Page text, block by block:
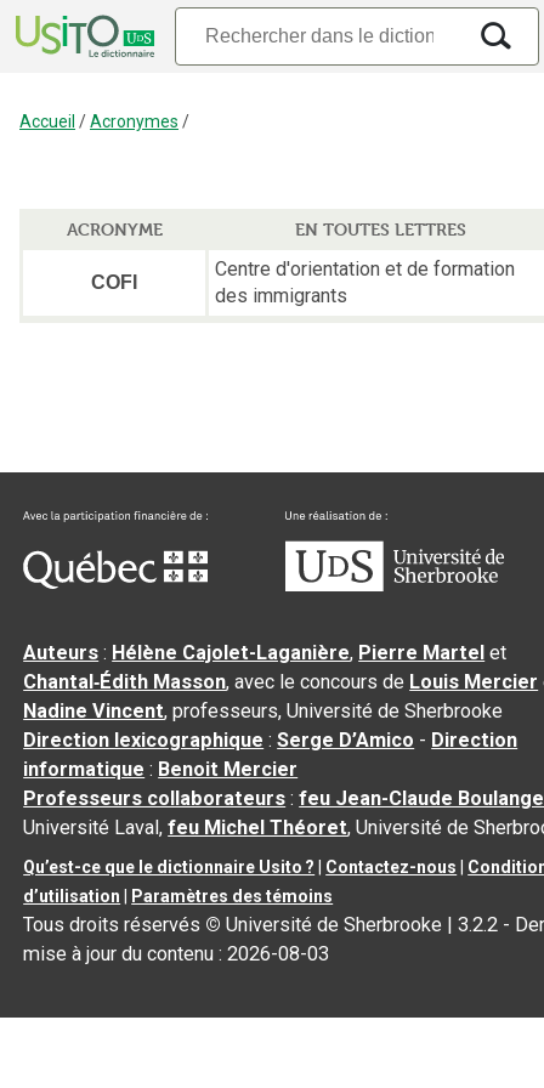
Accueil /Acronymes /
ACRONYME EN TOUTES LETTRES
COFI
Centre d'orientation et de formation
des immigrants
Auteurs : Hélène Cajolet-Laganière, Pierre Martel et
Chantal‑Édith Masson, avec le concours de Louis Mercier
Nadine Vincent, professeurs, Université de Sherbrooke
Direction lexicographique :Serge D’Amico - Direction
informatique : Benoit Mercier
Professeurs collaborateurs :feu Jean-Claude
Université Laval,feu Michel Théoret, Université de
Qu’est-ce que le dictionnaire Usito ? Contactez-nous
d’utilisation
Paramètres des témoins
Tous droits réservés © Université de Sherbrooke |3.2.2 -
mise à jour du contenu :2026-08-03